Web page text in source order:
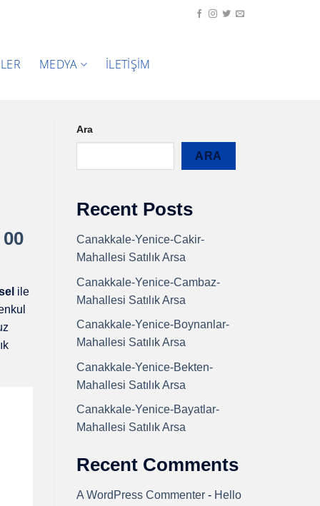
MEDYA İLETIŞIM
ile
Ara
ARA
Recent Posts
Canakkale-Yenice-Cakir-
Mahallesi Satılık Arsa
Canakkale-Yenice-Cambaz-
Mahallesi Satılık Arsa
Canakkale-Yenice-Boynanlar-
Mahallesi Satılık Arsa
Canakkale-Yenice-Bekten-
Mahallesi Satılık Arsa
Canakkale-Yenice-Bayatlar-
Mahallesi Satılık Arsa
Recent Comments
A WordPress Commenter - Hello